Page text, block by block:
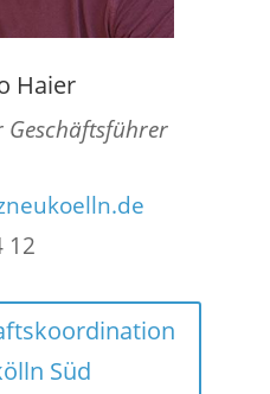
Haier
Geschäftsführer
12
Süd